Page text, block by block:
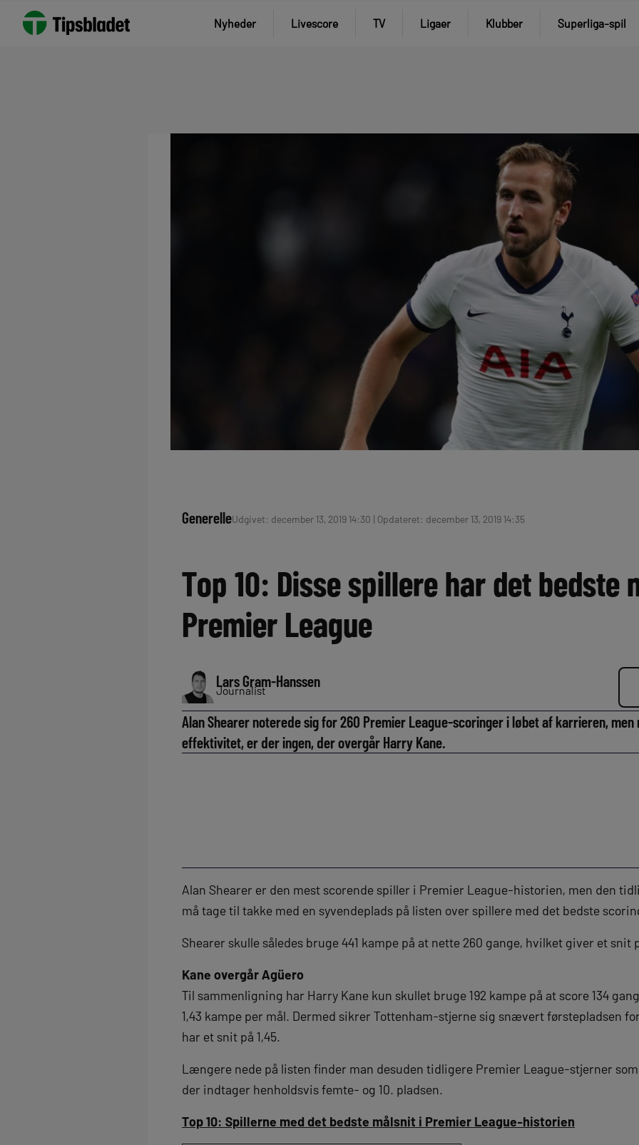
Nyheder Livescore TV Ligaer Klubber Superliga-spil
GenerelleUdgivet: december 13, 2019 14:30 | Opdateret: december 13, 2019 14:35
Top 10: Disse spillere har det bedste
Premier League
Lars Gram-Hanssen
Journalist
Alan Shearer noterede sig for 260 Premier League-scoringer i løbet af karrieren,
effektivitet, er der ingen, der overgår Harry Kane.
Alan Shearer er den mest scorende spiller i Premier League-historien, men den
må tage til takke med en syvendeplads på listen over spillere med det bedste
Shearer skulle således bruge 441 kampe på at nette 260 gange, hvilket giver et snit
Kane overgår Agüero
Til sammenligning har Harry Kane kun skullet bruge 192 kampe på at score 134
1,43 kampe per mål. Dermed sikrer Tottenham-stjerne sig snævert førstepladsen
har et snit på 1,45.
Længere nede på listen finder man desuden tidligere Premier League-stjerner
der indtager henholdsvis femte- og 10. pladsen.
Top 10: Spillerne med det bedste målsnit i Premier League-historien